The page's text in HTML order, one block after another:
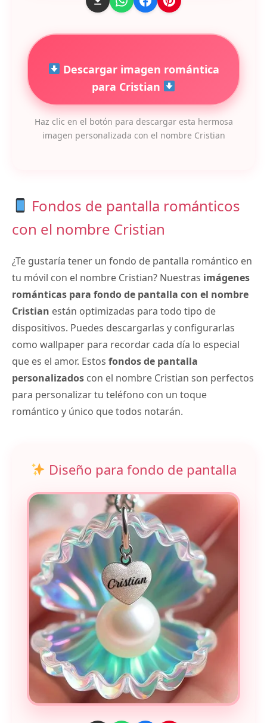
Descargar imagen romántica
para Cristian
Haz clic en el botón para descargar esta hermosa
imagen personalizada con el nombre Cristian
Fondos de pantalla románticos
con el nombre Cristian
¿Te gustaría tener un fondo de pantalla romántico en
tu móvil con el nombre Cristian? Nuestras imágenes
románticas para fondo de pantalla con el nombre
Cristian están optimizadas para todo tipo de
dispositivos. Puedes descargarlas y configurarlas
como wallpaper para recordar cada día lo especial
que es el amor. Estos fondos de pantalla
personalizados con el nombre Cristian son perfectos
para personalizar tu teléfono con un toque
romántico y único que todos notarán.
Diseño para fondo de pantalla